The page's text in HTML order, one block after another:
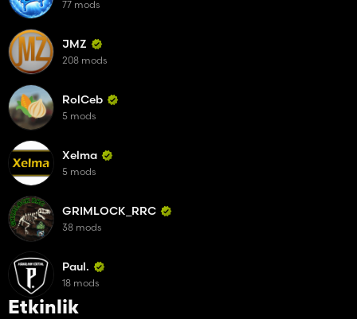
Etkinlik
77 mods
JMZ
208 mods
RolCeb
5 mods
Xelma
5 mods
GRIMLOCK_RRC
38 mods
Paul.
18 mods